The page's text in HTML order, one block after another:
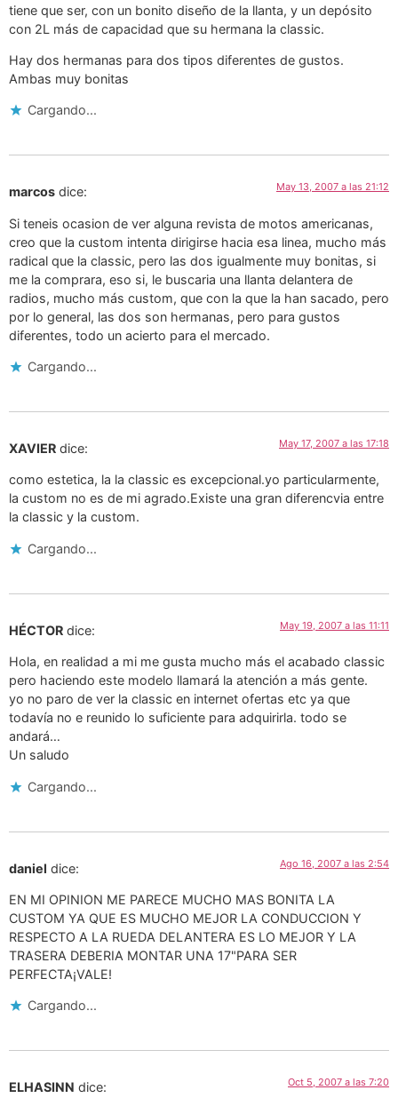
tiene que ser, con un bonito diseño de la llanta, y un depósito
con 2L más de capacidad que su hermana la classic.
Hay dos hermanas para dos tipos diferentes de gustos.
Ambas muy bonitas
Cargando...
marcos dice: May 13, 2007 a las 21:12
Si teneis ocasion de ver alguna revista de motos americanas,
creo que la custom intenta dirigirse hacia esa linea, mucho más
radical que la classic, pero las dos igualmente muy bonitas, si
me la comprara, eso si, le buscaria una llanta delantera de
radios, mucho más custom, que con la que la han sacado, pero
por lo general, las dos son hermanas, pero para gustos
diferentes, todo un acierto para el mercado.
Cargando...
XAVIER dice: May 17, 2007 a las 17:18
como estetica, la la classic es excepcional.yo particularmente,
la custom no es de mi agrado.Existe una gran diferencvia entre
la classic y la custom.
Cargando...
HÉCTOR dice: May 19, 2007 a las 11:11
Hola, en realidad a mi me gusta mucho más el acabado classic
pero haciendo este modelo llamará la atención a más gente.
yo no paro de ver la classic en internet ofertas etc ya que
todavía no e reunido lo suficiente para adquirirla. todo se
andará…
Un saludo
Cargando...
daniel dice: Ago 16, 2007 a las 2:54
EN MI OPINION ME PARECE MUCHO MAS BONITA LA
CUSTOM YA QUE ES MUCHO MEJOR LA CONDUCCION Y
RESPECTO A LA RUEDA DELANTERA ES LO MEJOR Y LA
TRASERA DEBERIA MONTAR UNA 17"PARA SER
PERFECTA¡VALE!
Cargando...
ELHASINN dice: Oct 5, 2007 a las 7:20